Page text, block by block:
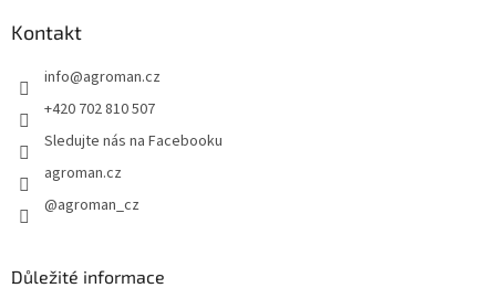
Kontakt
info@agroman.cz
+420 702 810 507
Sledujte nás na Facebooku
agroman.cz
@agroman_cz
Důležité informace